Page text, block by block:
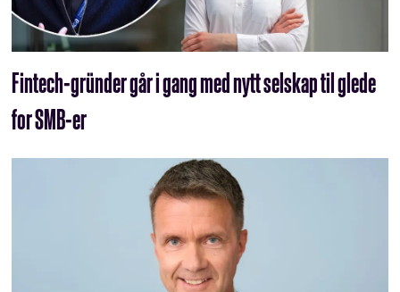
Fintech-gründer går i gang med nytt selskap til glede
for SMB-er